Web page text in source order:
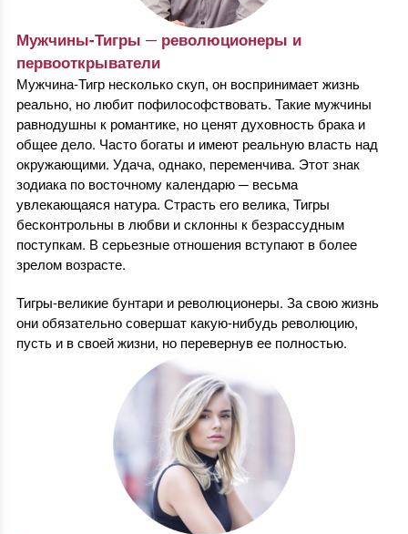
Мужчины-Тигры ─ революционеры и
первооткрыватели
Мужчина-Тигр несколько скуп, он воспринимает жизнь
реально, но любит пофилософствовать. Такие мужчины
равнодушны к романтике, но ценят духовность брака и
общее дело. Часто богаты и имеют реальную власть над
окружающими. Удача, однако, переменчива. Этот знак
зодиака по восточному календарю ─ весьма
увлекающаяся натура. Страсть его велика, Тигры
бесконтрольны в любви и склонны к безрассудным
поступкам. В серьезные отношения вступают в более
зрелом возрасте.
Тигры-великие бунтари и революционеры. За свою жизнь
они обязательно совершат какую-нибудь революцию,
пусть и в своей жизни, но перевернув ее полностью.